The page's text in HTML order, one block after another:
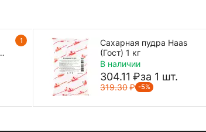
1
Сахарная пудра Haas
(Гост) 1 кг
В наличии
304.11 ₽за 1 шт.
319.30₽ -5%